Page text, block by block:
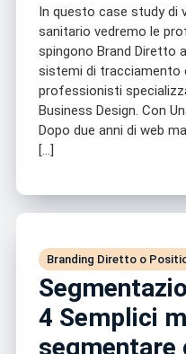
In questo case study di
sanitario vedremo le
spingono Brand Diretto
sistemi di tracciamento
professionisti
Business Design. Con
Dopo due anni di web
[…]
Branding Diretto o
4 Semplici